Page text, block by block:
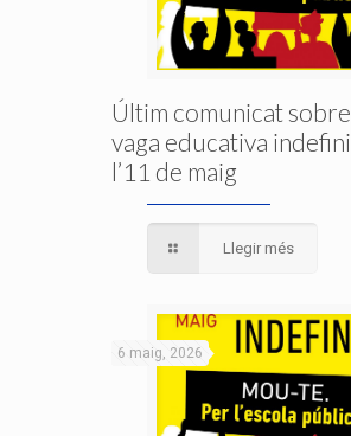
Últim comunicat
vaga educativa
l’11 de maig
Llegir més
6 maig, 2026